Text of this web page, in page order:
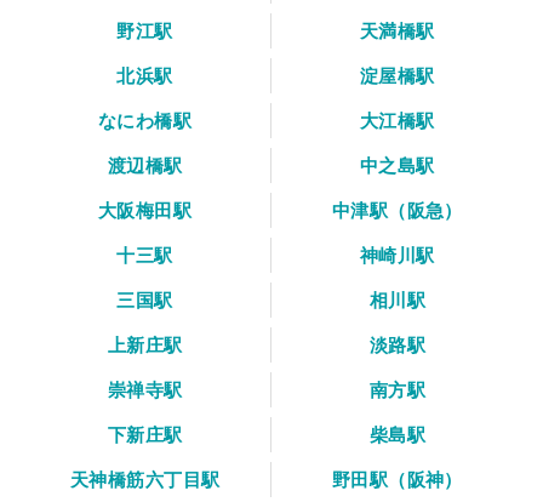
野江駅
天満橋駅
北浜駅
淀屋橋駅
なにわ橋駅
大江橋駅
渡辺橋駅
中之島駅
大阪梅田駅
中津駅（阪急）
十三駅
神崎川駅
三国駅
相川駅
上新庄駅
淡路駅
崇禅寺駅
南方駅
下新庄駅
柴島駅
天神橋筋六丁目駅
野田駅（阪神）